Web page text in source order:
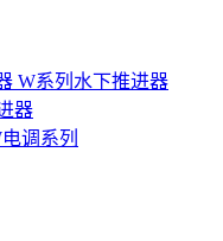
W系列水下推进器
器
调系列